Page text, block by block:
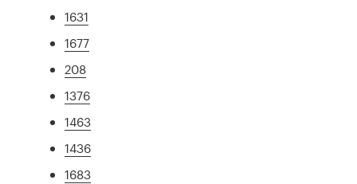
1631
1677
208
1376
1463
1436
1683